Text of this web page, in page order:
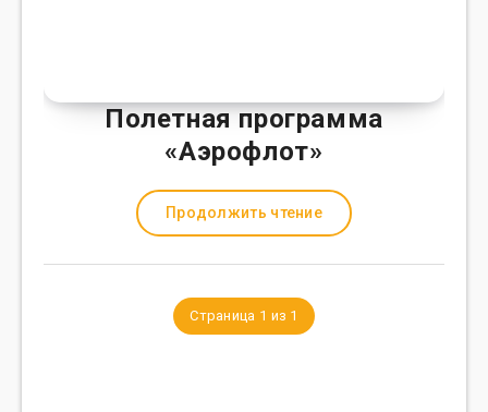
Полетная программа
«Аэрофлот»
Продолжить чтение
Страница 1 из 1